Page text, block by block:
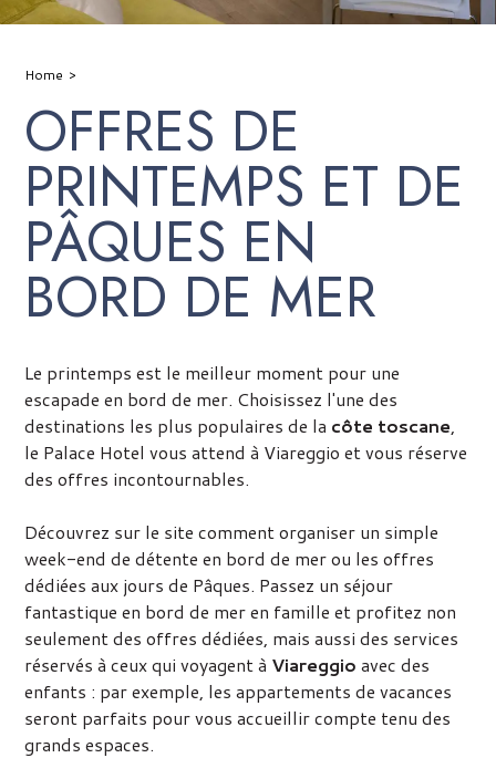
Home
OFFRES DE
PRINTEMPS ET DE
PÂQUES EN
BORD DE MER
Le printemps est le meilleur moment pour une
escapade en bord de mer. Choisissez l'une des
destinations les plus populaires de la côte toscane,
le Palace Hotel vous attend à Viareggio et vous réserve
des offres incontournables.
Découvrez sur le site comment organiser un simple
week-end de détente en bord de mer ou les offres
dédiées aux jours de Pâques. Passez un séjour
fantastique en bord de mer en famille et profitez non
seulement des offres dédiées, mais aussi des services
réservés à ceux qui voyagent à Viareggio avec des
enfants : par exemple, les appartements de vacances
seront parfaits pour vous accueillir compte tenu des
grands espaces.